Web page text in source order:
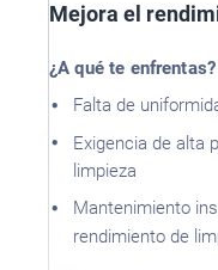
Mejora el
¿A qué te enfrentas?
Falta de
Exigencia de alta
limpieza
Mantenimiento
rendimiento de